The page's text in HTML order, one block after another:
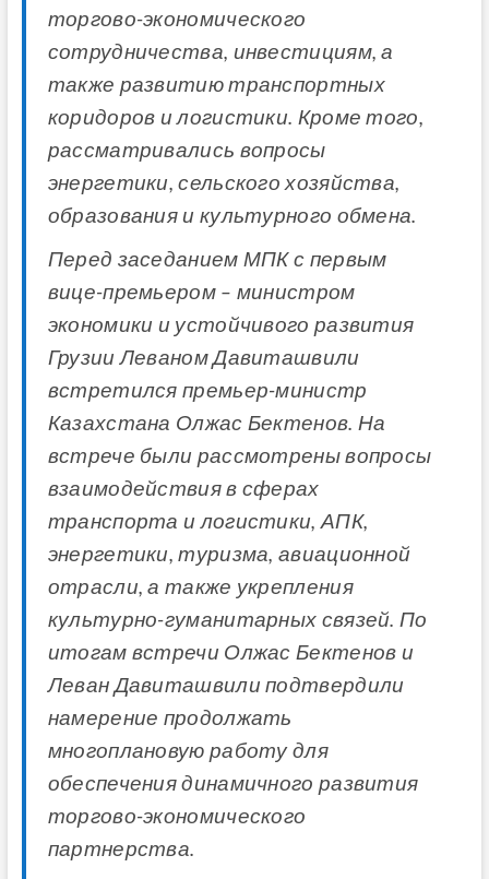
торгово-экономического
сотрудничества, инвестициям, а
также развитию транспортных
коридоров и логистики. Кроме того,
рассматривались вопросы
энергетики, сельского хозяйства,
образования и культурного обмена.
Перед заседанием МПК с первым
вице-премьером – министром
экономики и устойчивого развития
Грузии Леваном Давиташвили
встретился премьер-министр
Казахстана Олжас Бектенов. На
встрече были рассмотрены вопросы
взаимодействия в сферах
транспорта и логистики, АПК,
энергетики, туризма, авиационной
отрасли, а также укрепления
культурно-гуманитарных связей. По
итогам встречи Олжас Бектенов и
Леван Давиташвили подтвердили
намерение продолжать
многоплановую работу для
обеспечения динамичного развития
торгово-экономического
партнерства.